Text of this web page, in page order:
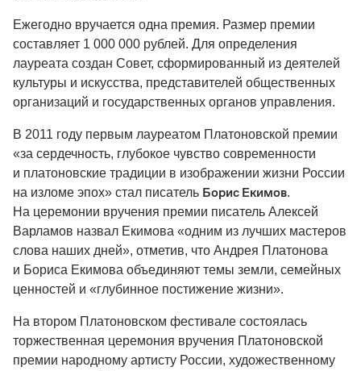
Ежегодно вручается одна премия. Размер премии
составляет 1 000 000 рублей. Для определения
лауреата создан Совет, сформированный из деятелей
культуры и искусства, представителей общественных
организаций и государственных органов управления.
В 2011 году первым лауреатом Платоновской премии
«за сердечность, глубокое чувство современности
и платоновские традиции в изображении жизни России
на изломе эпох» стал писатель Борис Екимов.
На церемонии вручения премии писатель Алексей
Варламов назвал Екимова «одним из лучших мастеров
слова наших дней», отметив, что Андрея Платонова
и Бориса Екимова объединяют темы земли, семейных
ценностей и «глубинное постижение жизни».
На втором Платоновском фестивале состоялась
торжественная церемония вручения Платоновской
премии народному артисту России, художественному